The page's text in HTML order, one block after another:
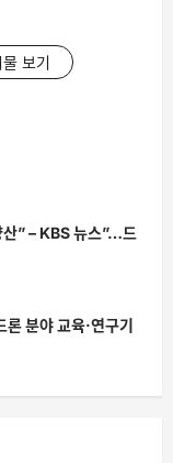
보기
” – KBS 뉴스”…드
분야 교육·연구기